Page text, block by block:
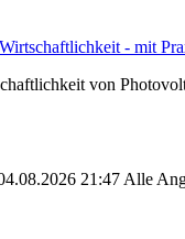
- mit
von
21:47 Alle